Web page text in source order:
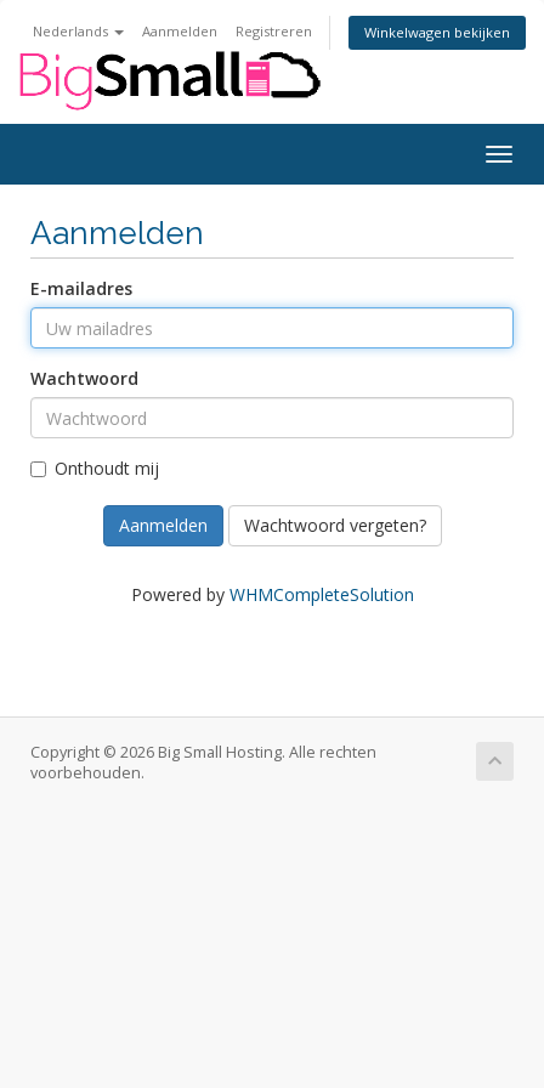
Nederlands Aanmelden Registreren Winkelwagen bekijken
in-/
Aanmelden
E-mailadres
Wachtwoord
Onthoudt mij
Wachtwoord vergeten?
Powered by WHMCompleteSolution
Copyright © 2026 Big Small Hosting. Alle rechten
voorbehouden.